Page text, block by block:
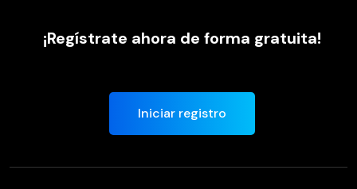
¡Regístrate ahora de forma gratuita!
Iniciar registro